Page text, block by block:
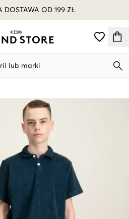
DOSTAWA OD 199 ZŁ
lub marki